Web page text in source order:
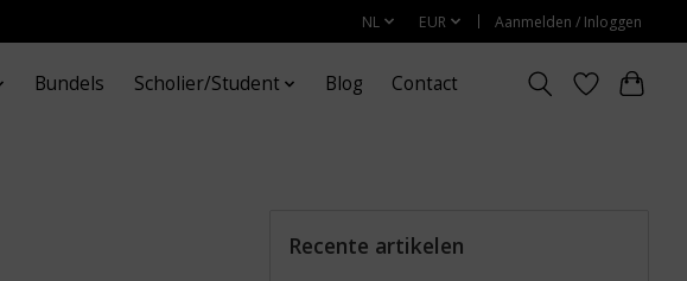
NL EUR Aanmelden / Inloggen
Bundels Scholier/Student Blog Contact
Recente artikelen